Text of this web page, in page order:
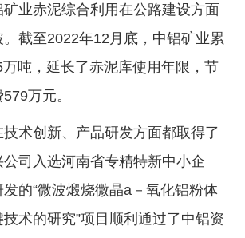
业赤泥综合利用在公路建设方面
截至2022年12月底，中铝矿业累
吨，延长了赤泥库使用年限，节
万元。
术创新、产品研发方面都取得了
司入选河南省专精特新中小企
的“微波煅烧微晶a－氧化铝粉体
术的研究”项目顺利通过了中铝资